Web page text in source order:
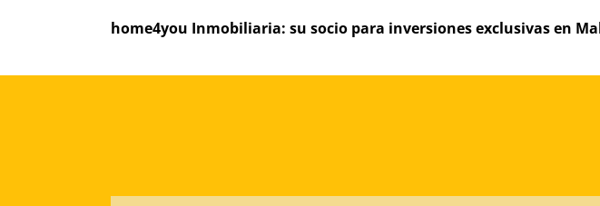
home4you Inmobiliaria: su socio para inversiones exclusivas en